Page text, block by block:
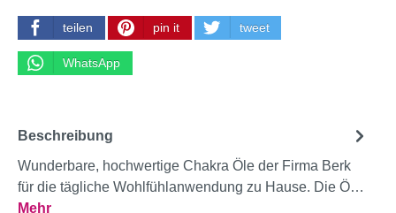
teilen pin it tweet
WhatsApp
Beschreibung
Wunderbare, hochwertige Chakra Öle der Firma Berk
für die tägliche Wohlfühlanwendung zu Hause. Die Ö…
Mehr